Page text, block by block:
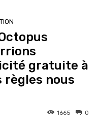
gratuite à
règles nous
0
1665